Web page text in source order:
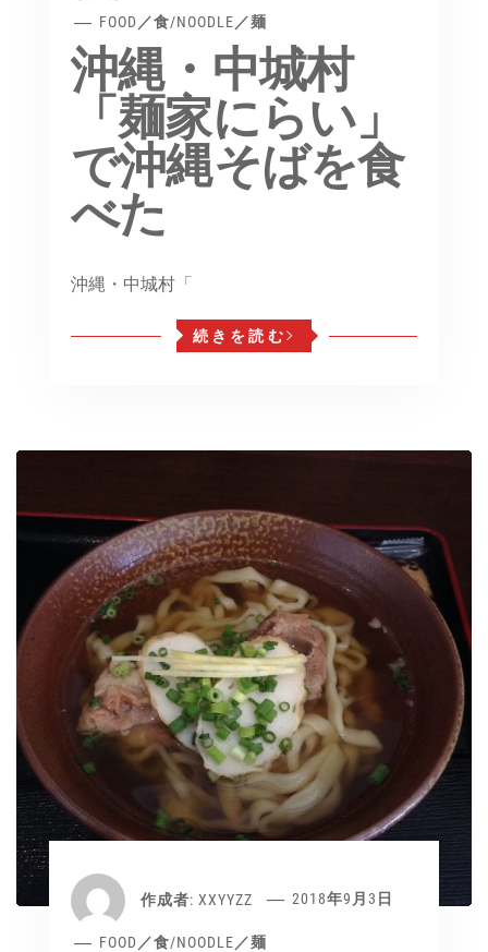
FOOD／食/NOODLE／麺
沖縄・中城村
「麺家にらい」
で沖縄そばを食
べた
沖縄・中城村「
続きを読む
作成者: XXYYZZ 2018年9月3日
FOOD／食/NOODLE／麺